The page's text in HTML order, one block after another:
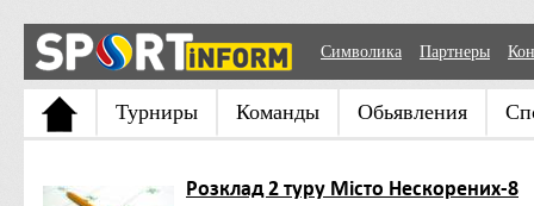
Символика Партнеры
Турниры Команды Обьявления
Розклад 2 туру Місто Нескорених-8